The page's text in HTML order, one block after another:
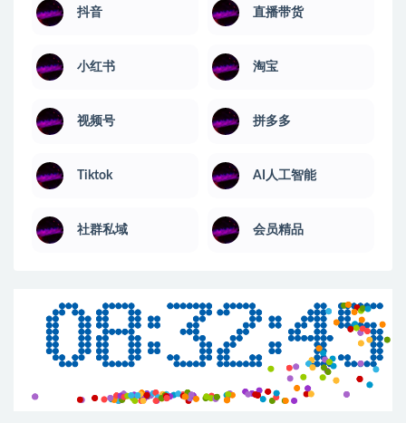
抖音 直播带货
小红书 淘宝
视频号 拼多多
Tiktok AI人工智能
社群私域 会员精品